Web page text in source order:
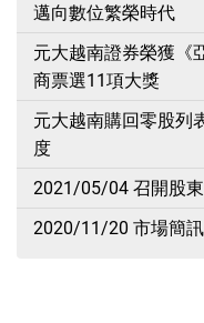
邁向數位繁榮時代
元大越南證券榮獲《
商票選11項大獎
元大越南購回零股列
度
2021/05/04 召開股
2020/11/20 市場簡訊